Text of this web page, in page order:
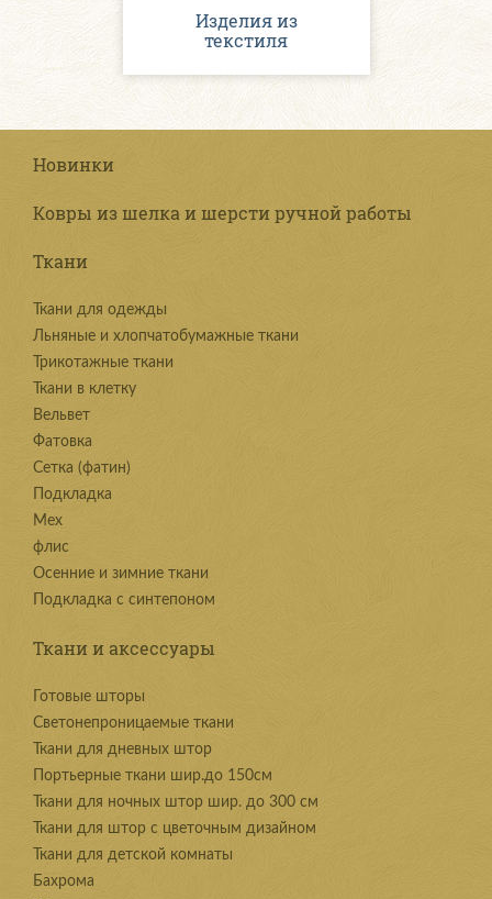
Изделия из
текстиля
Новинки
Ковры из шелка и шерсти ручной работы
Ткани
Ткани для одежды
Льняные и хлопчатобумажные ткани
Трикотажные ткани
Ткани в клетку
Вельвет
Фатовка
Сетка (фатин)
Подкладка
Мех
флис
Осенние и зимние ткани
Подкладка с синтепоном
Ткани и аксессуары
Готовые шторы
Светонепроницаемые ткани
Ткани для дневных штор
Портьерные ткани шир.до 150см
Ткани для ночных штор шир. до 300 см
Ткани для штор с цветочным дизайном
Ткани для детской комнаты
Бахрома